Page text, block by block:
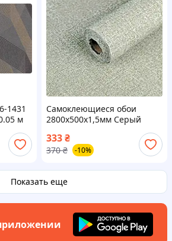
1431
м
Самоклеющиеся обои
2800х500х1,5мм Серый
00002020
333₴
370 ₴ -10%
Показать еще